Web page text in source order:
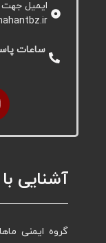
ایمیل جهت
آشنایی